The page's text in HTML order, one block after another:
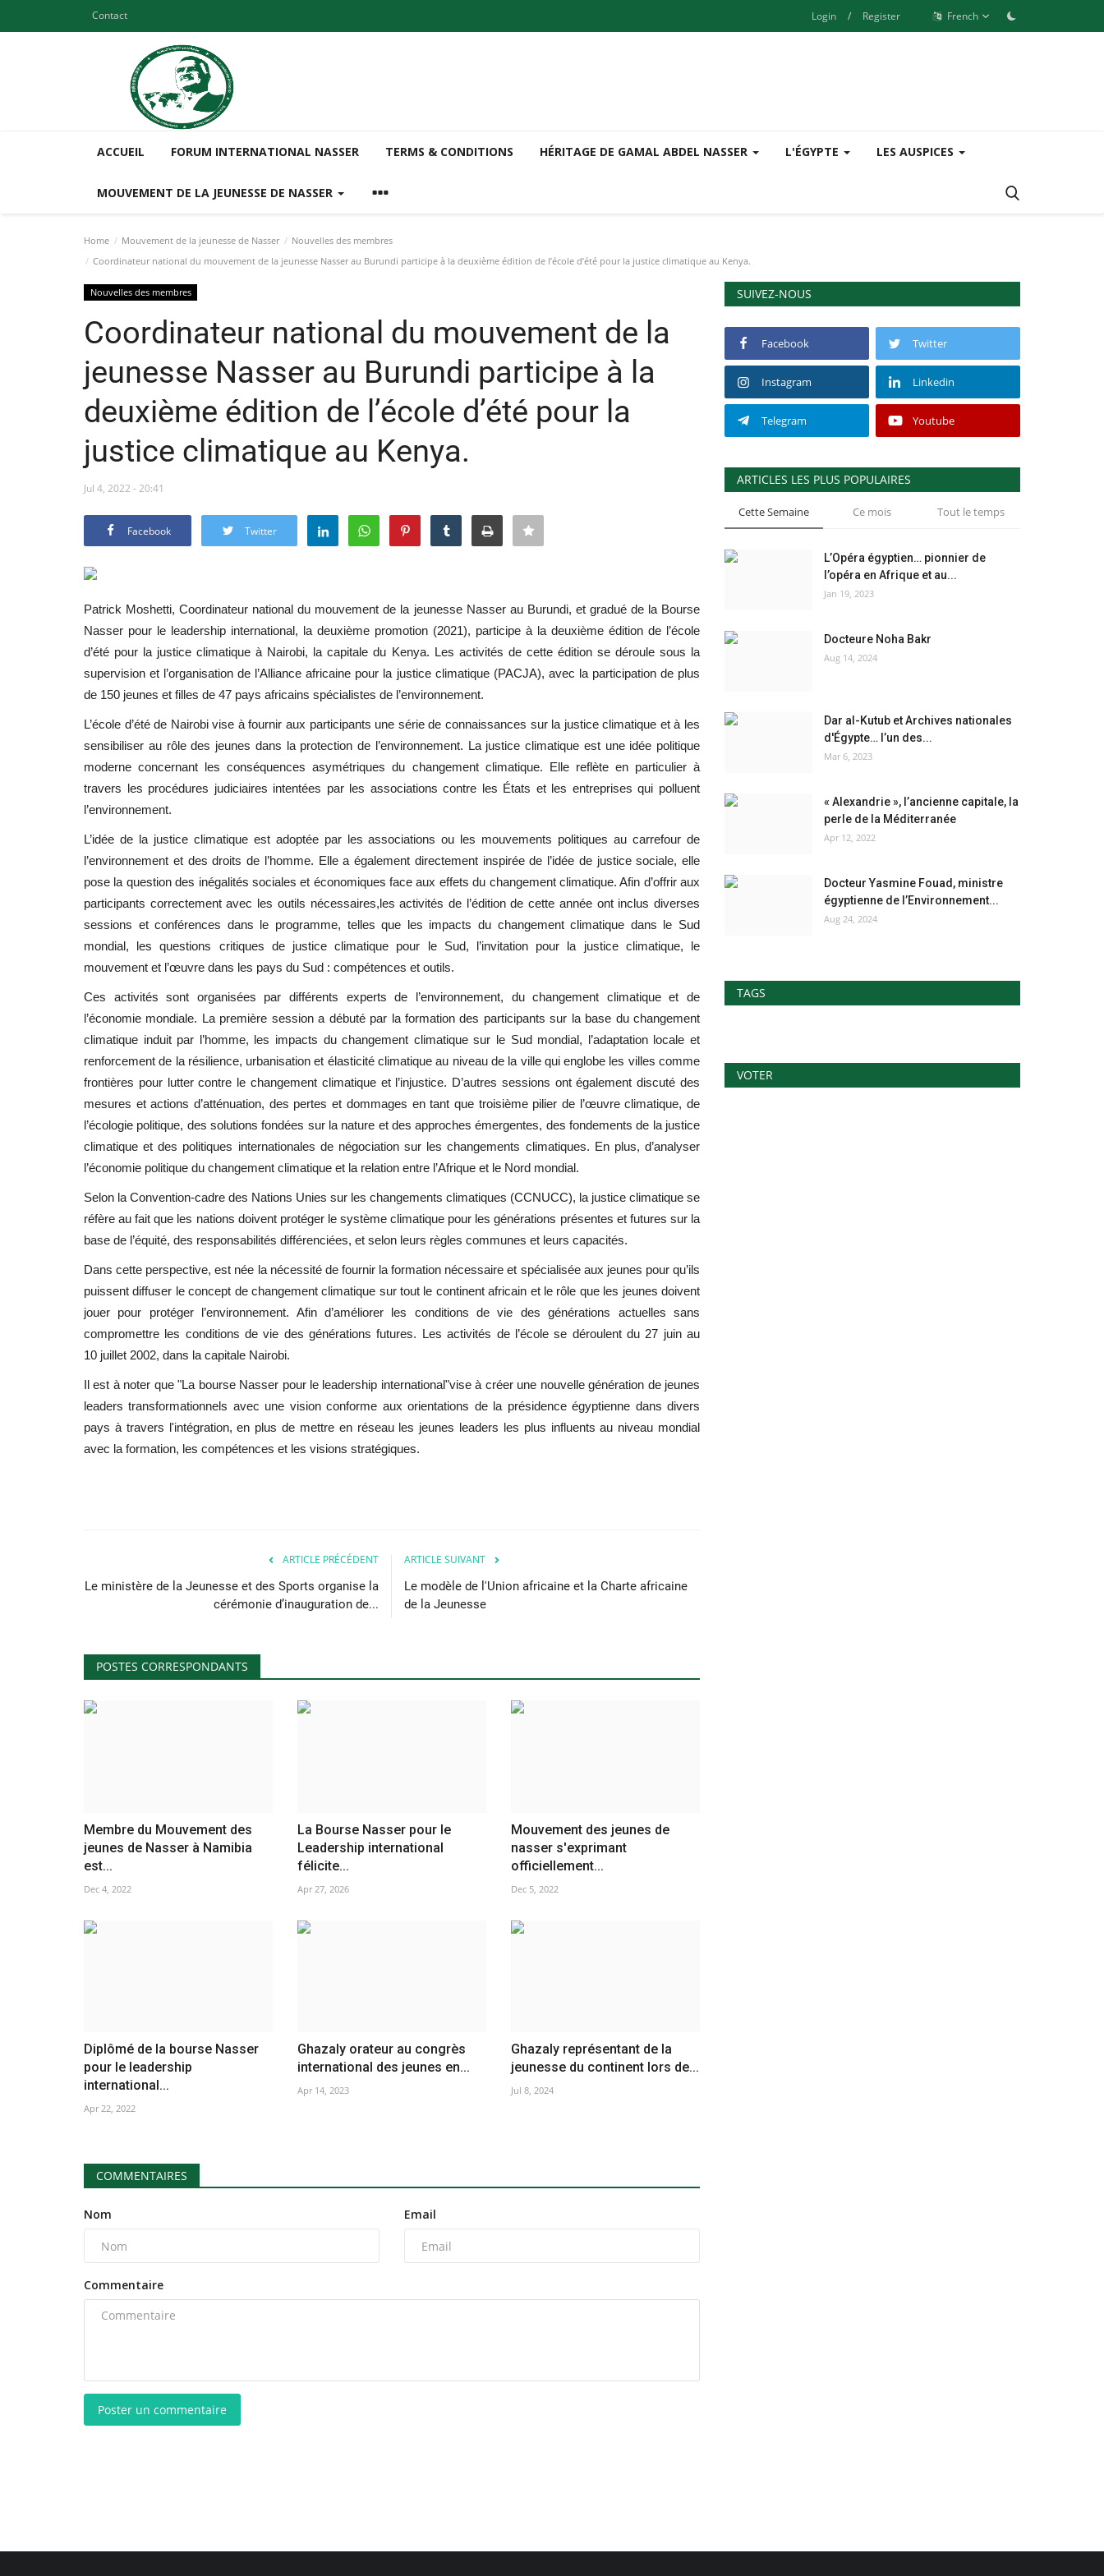
Contact Login / Register French
ACCUEIL FORUM INTERNATIONAL NASSER TERMS & CONDITIONS HÉRITAGE DE GAMAL ABDEL NASSER L'ÉGYPTE LES AUSPICES
MOUVEMENT DE LA JEUNESSE DE NASSER
Home Mouvement de la jeunesse de Nasser
Nouvelles des membres
Coordinateur national du mouvement de la jeunesse Nasser au Burundi participe à la ‎deuxième édition de l’école d’été pour la justice climatique au Kenya.‎
Nouvelles des membres
Coordinateur national du mouvement de la
jeunesse Nasser au Burundi participe à la
‎deuxième édition de l’école d’été pour la
justice climatique au Kenya.‎
Jul 4, 2022 - 20:41
Facebook Twitter
Patrick Moshetti, Coordinateur national du mouvement de la jeunesse Nasser au Burundi, et gradué de la Bourse
Nasser pour le leadership international, la deuxième promotion (2021), participe à la deuxième édition de l’école
d’été pour la justice climatique à Nairobi, la capitale du Kenya. Les activités de cette édition se déroule sous la
supervision et l’organisation de l’Alliance africaine pour la justice climatique (PACJA), avec la participation de plus
de 150 jeunes et filles de 47 pays africains spécialistes de l’environnement.
L’école d’été de Nairobi vise à fournir aux participants une série de connaissances sur la justice climatique et à les
sensibiliser au rôle des jeunes dans la protection de l’environnement. La justice climatique est une idée politique
moderne concernant les conséquences asymétriques du changement climatique. Elle reflète en particulier à
travers les procédures judiciaires intentées par les associations contre les États et les entreprises qui polluent
l’environnement.
L’idée de la justice climatique est adoptée par les associations ou les mouvements politiques au carrefour de
l’environnement et des droits de l’homme. Elle a également directement inspirée de l’idée de justice sociale, elle
pose la question des inégalités sociales et économiques face aux effets du changement climatique. Afin d’offrir aux
participants correctement avec les outils nécessaires,les activités de l’édition de cette année ont inclus diverses
sessions et conférences dans le programme, telles que les impacts du changement climatique dans le Sud
mondial, les questions critiques de justice climatique pour le Sud, l’invitation pour la justice climatique, le
mouvement et l’œuvre dans les pays du Sud : compétences et outils.
Ces activités sont organisées par différents experts de l’environnement, du changement climatique et de
l’économie mondiale. La première session a débuté par la formation des participants sur la base du changement
climatique induit par l’homme, les impacts du changement climatique sur le Sud mondial, l’adaptation locale et
renforcement de la résilience, urbanisation et élasticité climatique au niveau de la ville qui englobe les villes comme
frontières pour lutter contre le changement climatique et l’injustice. D’autres sessions ont également discuté des
mesures et actions d’atténuation, des pertes et dommages en tant que troisième pilier de l’œuvre climatique, de
l’écologie politique, des solutions fondées sur la nature et des approches émergentes, des fondements de la justice
climatique et des politiques internationales de négociation sur les changements climatiques. En plus, d’analyser
l’économie politique du changement climatique et la relation entre l’Afrique et le Nord mondial.
Selon la Convention-cadre des Nations Unies sur les changements climatiques (CCNUCC), la justice climatique se
réfère au fait que les nations doivent protéger le système climatique pour les générations présentes et futures sur la
base de l’équité, des responsabilités différenciées, et selon leurs règles communes et leurs capacités.
Dans cette perspective, est née la nécessité de fournir la formation nécessaire et spécialisée aux jeunes pour qu’ils
puissent diffuser le concept de changement climatique sur tout le continent africain et le rôle que les jeunes doivent
jouer pour protéger l’environnement. Afin d’améliorer les conditions de vie des générations actuelles sans
compromettre les conditions de vie des générations futures. Les activités de l’école se déroulent du 27 juin au
10 juillet 2002, dans la capitale Nairobi.
Il est à noter que "La bourse Nasser pour le leadership international"vise à créer une nouvelle génération de jeunes
leaders transformationnels avec une vision conforme aux orientations de la présidence égyptienne dans divers
pays à travers l'intégration, en plus de mettre en réseau les jeunes leaders les plus influents au niveau mondial
avec la formation, les compétences et les visions stratégiques.
ARTICLE PRÉCÉDENT
Le ministère de la Jeunesse et des Sports organise la
cérémonie d’inauguration de...
ARTICLE SUIVANT
Le modèle de l'Union africaine et la Charte africaine
de la Jeunesse
POSTES CORRESPONDANTS
Membre du Mouvement des
jeunes de Nasser à Namibia
est...
Dec 4, 2022
La Bourse Nasser pour le
Leadership international
félicite...
Apr 27, 2026
Mouvement des jeunes de
nasser s'exprimant
officiellement...
Dec 5, 2022
Diplômé de la bourse Nasser
pour le leadership
international...
Apr 22, 2022
Ghazaly orateur au congrès
international des jeunes en...
Apr 14, 2023
Ghazaly représentant de la
jeunesse du continent lors de...
Jul 8, 2024
COMMENTAIRES
Nom Email
Commentaire
Poster un commentaire
SUIVEZ-NOUS
Facebook Twitter
Instagram Linkedin
Telegram Youtube
ARTICLES LES PLUS POPULAIRES
Cette Semaine Ce mois Tout le temps
L’Opéra égyptien… pionnier de
l’opéra en Afrique et au...
Jan 19, 2023
Docteure Noha Bakr
Aug 14, 2024
Dar al-Kutub et Archives nationales
d'Égypte… l’un des...
Mar 6, 2023
« Alexandrie », l’ancienne capitale, la
perle de la Méditerranée
Apr 12, 2022
Docteur Yasmine Fouad, ministre
égyptienne de l’Environnement...
Aug 24, 2024
TAGS
VOTER